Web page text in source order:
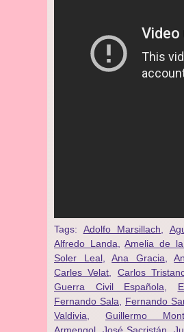
Tags: Adolfo Marsillach
Alfredo Landa ,Amelia de
Soler Leal,Ana Gracia ,
Carles Velat
Carlos
Guerra Civil Española
Fernando Sala
Fernando
Valdivia
Guillermo